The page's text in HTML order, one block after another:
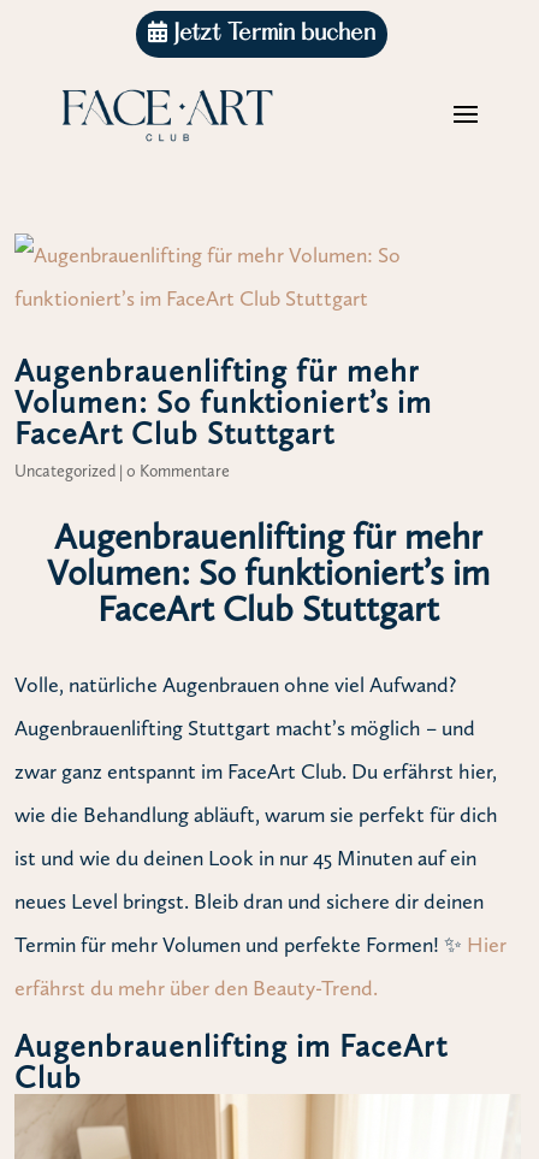
Jetzt Termin buchen
Augenbrauenlifting für mehr
Volumen: So funktioniert’s im
FaceArt Club Stuttgart
Uncategorized | 0 Kommentare
Augenbrauenlifting für mehr
Volumen: So funktioniert’s im
FaceArt Club Stuttgart
Volle, natürliche Augenbrauen ohne viel Aufwand?
Augenbrauenlifting Stuttgart macht’s möglich – und
zwar ganz entspannt im FaceArt Club. Du erfährst hier,
wie die Behandlung abläuft, warum sie perfekt für dich
ist und wie du deinen Look in nur 45 Minuten auf ein
neues Level bringst. Bleib dran und sichere dir deinen
Termin für mehr Volumen und perfekte Formen! ✨ Hier
erfährst du mehr über den Beauty-Trend.
Augenbrauenlifting im FaceArt
Club